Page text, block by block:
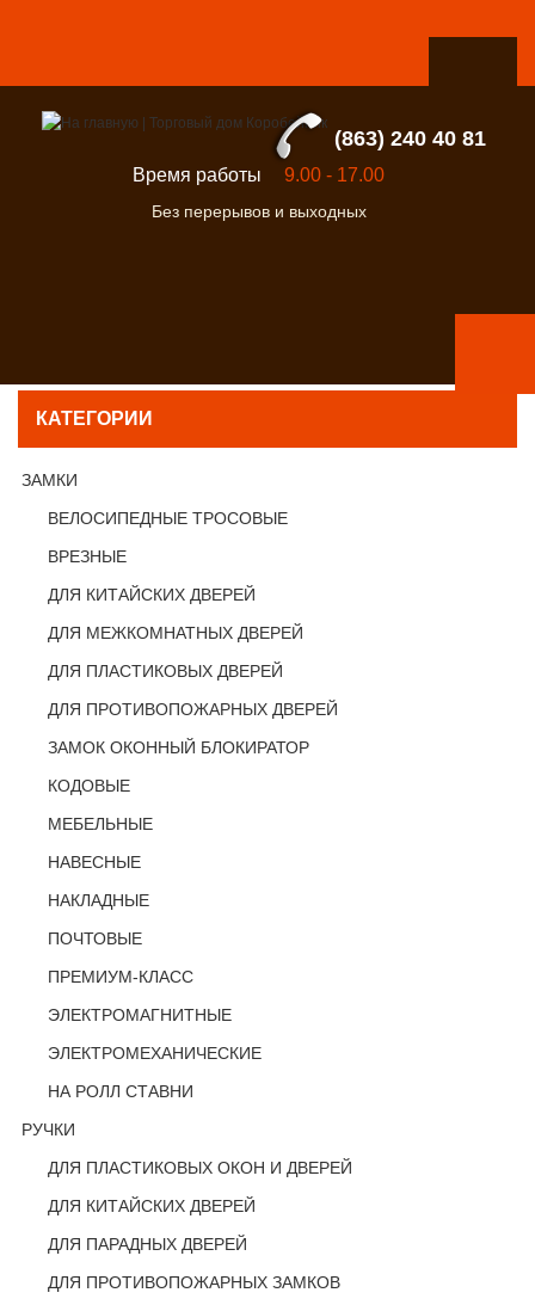
(863) 240 40 81
Время работы 9.00 - 17.00
Без перерывов и выходных
КАТЕГОРИИ
ЗАМКИ
ВЕЛОСИПЕДНЫЕ ТРОСОВЫЕ
ВРЕЗНЫЕ
ДЛЯ КИТАЙСКИХ ДВЕРЕЙ
ДЛЯ МЕЖКОМНАТНЫХ ДВЕРЕЙ
ДЛЯ ПЛАСТИКОВЫХ ДВЕРЕЙ
ДЛЯ ПРОТИВОПОЖАРНЫХ ДВЕРЕЙ
ЗАМОК ОКОННЫЙ БЛОКИРАТОР
КОДОВЫЕ
МЕБЕЛЬНЫЕ
НАВЕСНЫЕ
НАКЛАДНЫЕ
ПОЧТОВЫЕ
ПРЕМИУМ-КЛАСС
ЭЛЕКТРОМАГНИТНЫЕ
ЭЛЕКТРОМЕХАНИЧЕСКИЕ
НА РОЛЛ СТАВНИ
РУЧКИ
ДЛЯ ПЛАСТИКОВЫХ ОКОН И ДВЕРЕЙ
ДЛЯ КИТАЙСКИХ ДВЕРЕЙ
ДЛЯ ПАРАДНЫХ ДВЕРЕЙ
ДЛЯ ПРОТИВОПОЖАРНЫХ ЗАМКОВ